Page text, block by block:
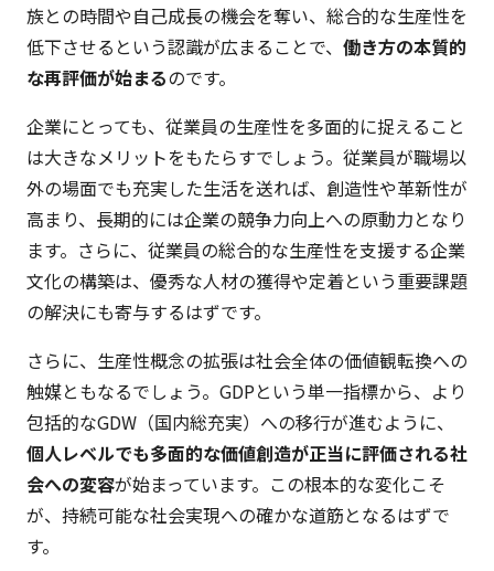
族との時間や自己成長の機会を奪い、総合的な生産性を
低下させるという認識が広まることで、 働き方の本質的
な再評価が始まるのです。
企業にとっても、従業員の生産性を多面的に捉えること
は大きなメリットをもたらすでしょう。従業員が職場以
外の場面でも充実した生活を送れば、創造性や革新性が
高まり、長期的には企業の競争力向上への原動力となり
ます。さらに、従業員の総合的な生産性を支援する企業
文化の構築は、優秀な人材の獲得や定着という重要課題
の解決にも寄与するはずです。
さらに、生産性概念の拡張は社会全体の価値観転換への
触媒ともなるでしょう。GDPという単一指標から、より
包括的なGDW（国内総充実）への移行が進むように、
個人レベルでも多面的な価値創造が正当に評価される社
会への変容が始まっています。この根本的な変化こそ
が、持続可能な社会実現への確かな道筋となるはずで
す。